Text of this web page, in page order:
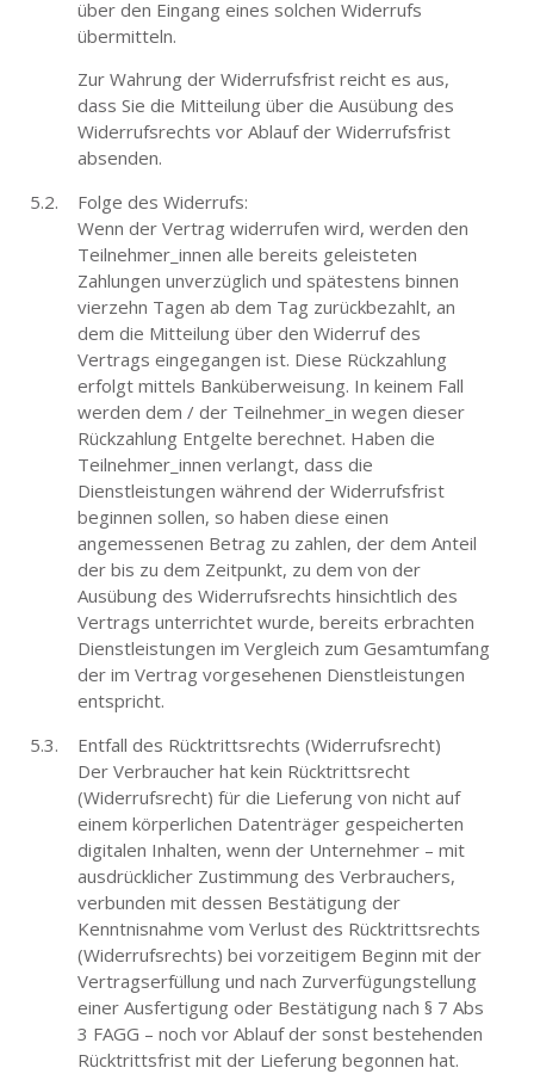
über den Eingang eines solchen Widerrufs
übermitteln.
Zur Wahrung der Widerrufsfrist reicht es aus,
dass Sie die Mitteilung über die Ausübung des
Widerrufsrechts vor Ablauf der Widerrufsfrist
absenden.
Folge des Widerrufs:
Wenn der Vertrag widerrufen wird, werden den
Teilnehmer_innen alle bereits geleisteten
Zahlungen unverzüglich und spätestens binnen
vierzehn Tagen ab dem Tag zurückbezahlt, an
dem die Mitteilung über den Widerruf des
Vertrags eingegangen ist. Diese Rückzahlung
erfolgt mittels Banküberweisung. In keinem Fall
werden dem / der Teilnehmer_in wegen dieser
Rückzahlung Entgelte berechnet. Haben die
Teilnehmer_innen verlangt, dass die
Dienstleistungen während der Widerrufsfrist
beginnen sollen, so haben diese einen
angemessenen Betrag zu zahlen, der dem Anteil
der bis zu dem Zeitpunkt, zu dem von der
Ausübung des Widerrufsrechts hinsichtlich des
Vertrags unterrichtet wurde, bereits erbrachten
Dienstleistungen im Vergleich zum Gesamtumfang
der im Vertrag vorgesehenen Dienstleistungen
entspricht.
Entfall des Rücktrittsrechts (Widerrufsrecht)
Der Verbraucher hat kein Rücktrittsrecht
(Widerrufsrecht) für die Lieferung von nicht auf
einem körperlichen Datenträger gespeicherten
digitalen Inhalten, wenn der Unternehmer – mit
ausdrücklicher Zustimmung des Verbrauchers,
verbunden mit dessen Bestätigung der
Kenntnisnahme vom Verlust des Rücktrittsrechts
(Widerrufsrechts) bei vorzeitigem Beginn mit der
Vertragserfüllung und nach Zurverfügungstellung
einer Ausfertigung oder Bestätigung nach § 7 Abs
3 FAGG – noch vor Ablauf der sonst bestehenden
Rücktrittsfrist mit der Lieferung begonnen hat.